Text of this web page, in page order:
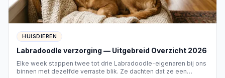
onderdelen, een repareerbare constructie,
stevige materialen en een ontwerp dat grondig
schoon te maken is. Herbruikbare onderdelen
kunnen afval beperken, mits je ze hygiënisch
kunt onderhouden. Claims zonder duidelijke
informatie over materiaal, herkomst of
HUISDIEREN
Labradoodle verzorging — Uitgebreid Overzicht 2026
Elke week stappen twee tot drie Labradoodle-eigenaren bij ons
binnen met dezelfde verraste blik. Ze dachten dat ze een